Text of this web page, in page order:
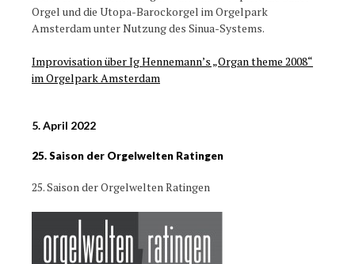
Orgel und die Utopa-Barockorgel im Orgelpark
Amsterdam unter Nutzung des Sinua-Systems.
Improvisation über Ig Hennemann’s „Organ theme 2008“
im Orgelpark Amsterdam
5. April 2022
25. Saison der Orgelwelten Ratingen
25. Saison der Orgelwelten Ratingen